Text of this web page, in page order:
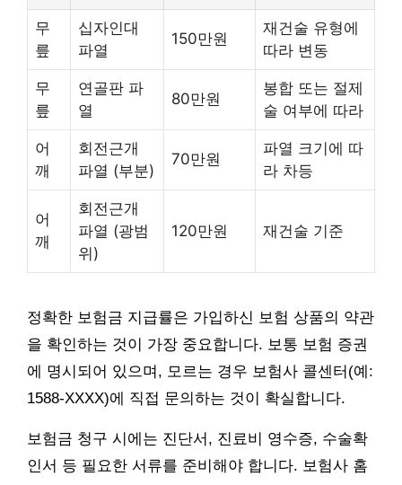
무
릎
십자인대
파열
150만원
재건술 유형에
따라 변동
무
릎
연골판 파
열
80만원
봉합 또는 절제
술 여부에 따라
어
깨
회전근개
파열 (부분)
70만원
파열 크기에 따
라 차등
어
깨
회전근개
파열 (광범
위)
120만원 재건술 기준
정확한 보험금 지급률은 가입하신 보험 상품의 약관
을 확인하는 것이 가장 중요합니다. 보통 보험 증권
에 명시되어 있으며, 모르는 경우 보험사 콜센터(예:
1588-XXXX)에 직접 문의하는 것이 확실합니다.
보험금 청구 시에는 진단서, 진료비 영수증, 수술확
인서 등 필요한 서류를 준비해야 합니다. 보험사 홈